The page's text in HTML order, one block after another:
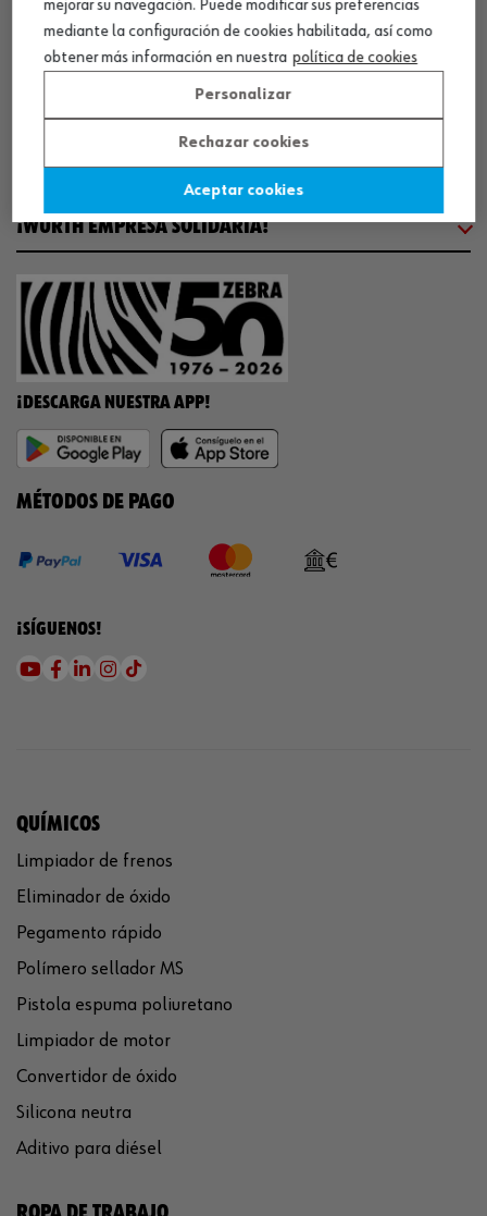
COMUNICACIÓN
¡WÜRTH EMPRESA SOLIDARIA!
¡DESCARGA NUESTRA APP!
MÉTODOS DE PAGO
¡SÍGUENOS!
QUÍMICOS
Limpiador de frenos
Eliminador de óxido
Pegamento rápido
Polímero sellador MS
Pistola espuma poliuretano
Limpiador de motor
Convertidor de óxido
Silicona neutra
Aditivo para diésel
mejorar su navegación. Puede modificar sus preferencias
mediante la configuración de cookies habilitada, así como
obtener más información en nuestra política de cookies
Personalizar
Rechazar cookies
Aceptar cookies